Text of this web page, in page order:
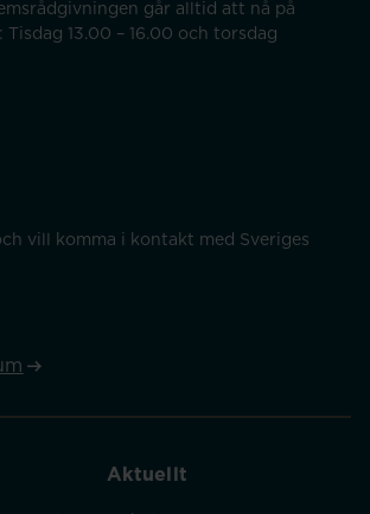
går alltid att nå på
Tisdag 13.00 – 16.00 och torsdag
vill komma i kontakt med Sveriges
Aktuellt